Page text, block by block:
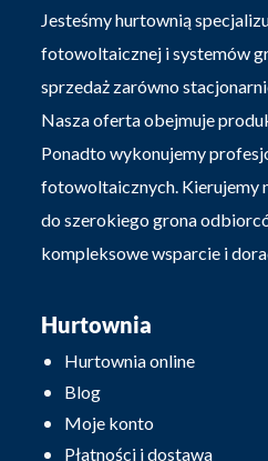
Jesteśmy hurtownią
fotowoltaicznej i systemów
sprzedaż zarówno
Nasza oferta obejmuje
Ponadto wykonujemy
fotowoltaicznych. Kierujemy
do szerokiego grona
kompleksowe wsparcie i
Hurtownia
Hurtownia online
Blog
Moje konto
Płatności i dostawa